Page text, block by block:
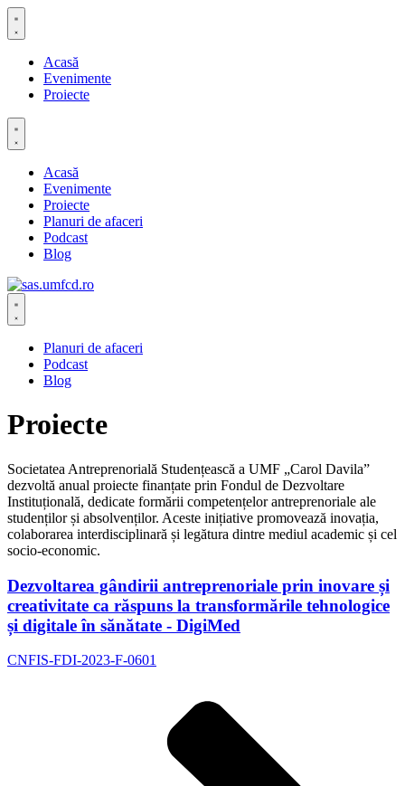
Acasă
Evenimente
Proiecte
Acasă
Evenimente
Proiecte
Planuri de afaceri
Podcast
Blog
Planuri de afaceri
Podcast
Blog
Proiecte
Societatea Antreprenorială Studențească a UMF „Carol Davila”
dezvoltă anual proiecte finanțate prin Fondul de Dezvoltare
Instituțională, dedicate formării competențelor antreprenoriale ale
studenților și absolvenților. Aceste inițiative promovează inovația,
colaborarea interdisciplinară și legătura dintre mediul academic și cel
socio-economic.
Dezvoltarea gândirii antreprenoriale prin inovare și
creativitate ca răspuns la transformările tehnologice
și digitale în sănătate - DigiMed
CNFIS-FDI-2023-F-0601